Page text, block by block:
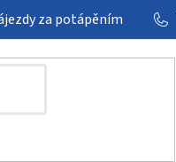
za potápěním